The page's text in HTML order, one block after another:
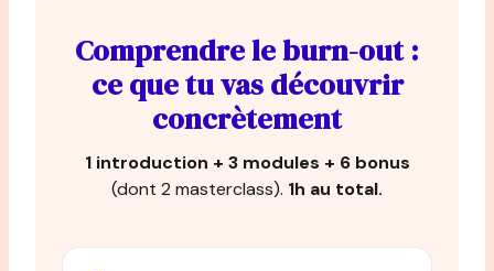
Comprendre le burn-out :
ce que tu vas découvrir
concrètement
1 introduction + 3 modules + 6 bonus
(dont 2 masterclass). 1h au total.